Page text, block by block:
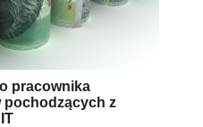
pracownika
pochodzących z